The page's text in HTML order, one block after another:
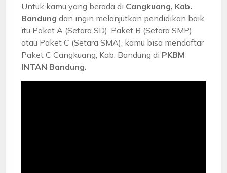
Untuk kamu yang berada di Cangkuang, Kab.
Bandung dan ingin melanjutkan pendidikan baik
itu Paket A (Setara SD), Paket B (Setara SMP)
atau Paket C (Setara SMA), kamu bisa mendaftar
Paket C Cangkuang, Kab. Bandung di PKBM
INTAN Bandung.